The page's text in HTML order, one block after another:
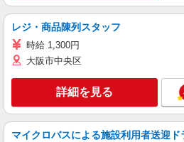
レジ・商品陳列スタッフ
時給 1,300円
大阪市中央区
詳細を見る
マイクロバスによる施設利用者送迎ド